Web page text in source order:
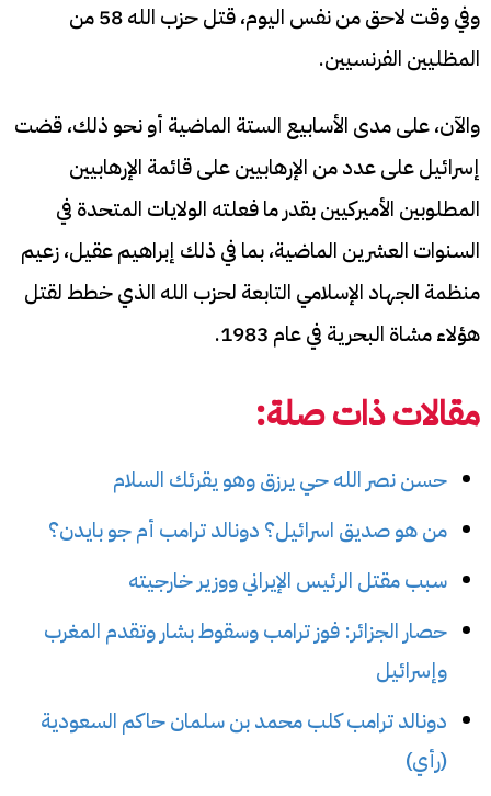
وفي وقت لاحق من نفس اليوم، قتل حزب الله 58 من
المظليين الفرنسيين.
والآن، على مدى الأسابيع الستة الماضية أو نحو ذلك، قضت
إسرائيل على عدد من الإرهابيين على قائمة الإرهابيين
المطلوبين الأميركيين بقدر ما فعلته الولايات المتحدة في
السنوات العشرين الماضية، بما في ذلك إبراهيم عقيل، زعيم
منظمة الجهاد الإسلامي التابعة لحزب الله الذي خطط لقتل
هؤلاء مشاة البحرية في عام 1983.
مقالات ذات صلة:
حسن نصر الله حي يرزق وهو يقرئك السلام
من هو صديق اسرائيل؟ دونالد ترامب أم جو بايدن؟
سبب مقتل الرئيس الإيراني ووزير خارجيته
حصار الجزائر: فوز ترامب وسقوط بشار وتقدم المغرب
وإسرائيل
دونالد ترامب كلب محمد بن سلمان حاكم السعودية
(رأي)